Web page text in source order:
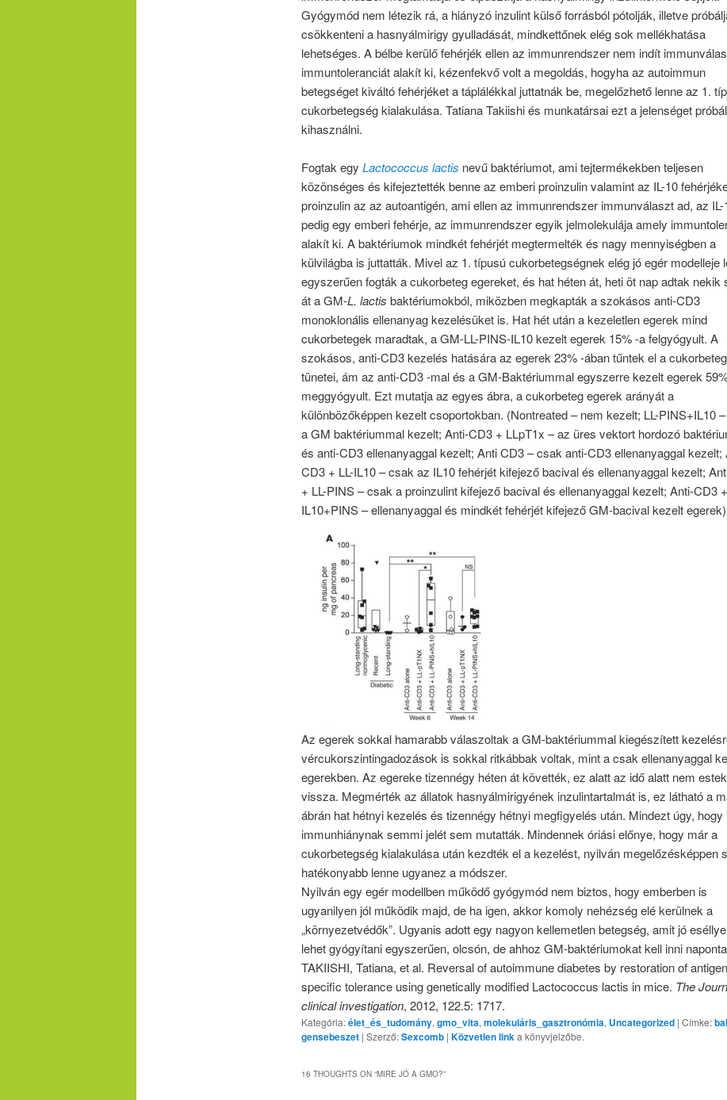
Gyógymód nem létezik rá, a hiányzó inzulint külső forrásból pótolják, illetve
csökkenteni a hasnyálmirigy gyulladását, mindkettőnek elég sok mellékhatása
lehetséges. A bélbe kerülő fehérjék ellen az immunrendszer nem indít
immuntoleranciát alakít ki, kézenfekvő volt a megoldás, hogyha az autoimmun
betegséget kiváltó fehérjéket a táplálékkal juttatnák be, megelőzhető lenne az 1.
cukorbetegség kialakulása. Tatiana Takiishi és munkatársai ezt a jelenséget
kihasználni.
Fogtak egy Lactococcus lactis nevű baktériumot, ami tejtermékekben teljesen
közönséges és kifejeztették benne az emberi proinzulin valamint az IL-10
proinzulin az az autoantigén, ami ellen az immunrendszer immunválaszt ad, az IL-
pedig egy emberi fehérje, az immunrendszer egyik jelmolekulája amely
alakít ki. A baktériumok mindkét fehérjét megtermelték és nagy mennyiségben a
külvilágba is juttatták. Mivel az 1. típusú cukorbetegségnek elég jó egér modelleje
egyszerűen fogták a cukorbeteg egereket, és hat héten át, heti öt nap adtak nekik
át a GM-L. lactis baktériumokból, miközben megkapták a szokásos anti-CD3
monoklonális ellenanyag kezelésüket is. Hat hét után a kezeletlen egerek mind
cukorbetegek maradtak, a GM-LL-PINS-IL10 kezelt egerek 15% -a felgyógyult. A
szokásos, anti-CD3 kezelés hatására az egerek 23% -ában tűntek el a
tünetei, ám az anti-CD3 -mal és a GM-Baktériummal egyszerre kezelt egerek
meggyógyult. Ezt mutatja az egyes ábra, a cukorbeteg egerek arányát a
különbözőképpen kezelt csoportokban. (Nontreated – nem kezelt; LL-PINS+IL10
a GM baktériummal kezelt; Anti-CD3 + LLpT1x – az üres vektort hordozó
és anti-CD3 ellenanyaggal kezelt; Anti CD3 – csak anti-CD3 ellenanyaggal kezelt;
CD3 + LL-IL10 – csak az IL10 fehérjét kifejező bacival és ellenanyaggal kezelt;
+ LL-PINS – csak a proinzulint kifejező bacival és ellenanyaggal kezelt; Anti-CD3
IL10+PINS – ellenanyaggal és mindkét fehérjét kifejező GM-bacival kezelt egerek)
Az egerek sokkal hamarabb válaszoltak a GM-baktériummal kiegészített
vércukorszintingadozások is sokkal ritkábbak voltak, mint a csak ellenanyaggal
egerekben. Az egereke tizennégy héten át követték, ez alatt az idő alatt nem estek
vissza. Megmérték az állatok hasnyálmirigyének inzulintartalmát is, ez látható a
ábrán hat hétnyi kezelés és tizennégy hétnyi megfigyelés után. Mindezt úgy, hogy
immunhiánynak semmi jelét sem mutatták. Mindennek óriási előnye, hogy már a
cukorbetegség kialakulása után kezdték el a kezelést, nyilván megelőzésképpen
hatékonyabb lenne ugyanez a módszer.
Nyilván egy egér modellben működő gyógymód nem biztos, hogy emberben is
ugyanilyen jól működik majd, de ha igen, akkor komoly nehézség elé kerülnek a
„környezetvédők”. Ugyanis adott egy nagyon kellemetlen betegség, amit jó
lehet gyógyítani egyszerűen, olcsón, de ahhoz GM-baktériumokat kell inni
TAKIISHI, Tatiana, et al. Reversal of autoimmune diabetes by restoration of
specific tolerance using genetically modified Lactococcus lactis in mice. The
clinical investigation, 2012, 122.5: 1717.
Kategória:élet_és_tudomány,gmo_vita,molekuláris_gasztronómia, Uncategorized| Címke:
gensebeszet| Szerző:Sexcomb| Közvetlen linka könyvjelzőbe.
16 THOUGHTS ON “MIRE JÓ A GMO?”